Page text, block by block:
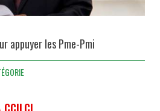
appuyer les Pme-Pmi
CCILCI